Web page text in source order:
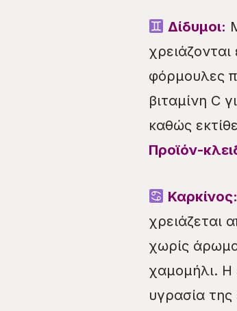
Δίδυμοι:
φόρμουλες
βιταμίνη C
καθώς
Προϊόν-
Καρκίνος:
χρειάζεται
χωρίς
χαμομήλι. Η
υγρασία της